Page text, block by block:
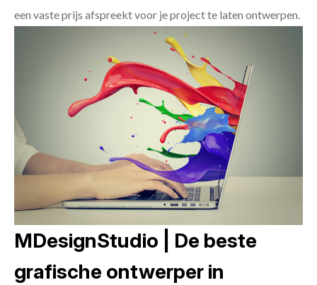
een vaste prijs afspreekt voor je project te laten ontwerpen.
MDesignStudio | De beste
grafische ontwerper in